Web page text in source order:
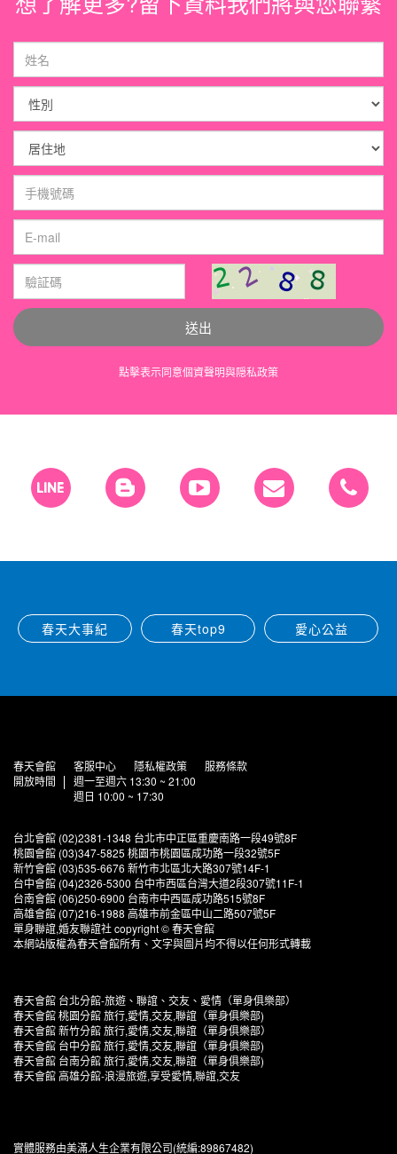
送出
點擊表示同意個資聲明與隠私政策
春天大事紀 春天top9 愛心公益
春天會館 客服中心 隱私權政策
服務條款
開放時間
週一至週六 13:30 ~ 21:00
週日 10:00 ~ 17:30
台北會館 (02)2381-1348 台北市中正區重慶南路一段49號8F
桃園會館 (03)347-5825 桃園市桃園區成功路一段32號5F
新竹會館 (03)535-6676 新竹市北區北大路307號14F-1
台中會館 (04)2326-5300 台中市西區台灣大道2段307號11F-1
台南會館 (06)250-6900 台南市中西區成功路515號8F
高雄會館 (07)216-1988 高雄市前金區中山二路507號5F
單身聯誼,婚友聯誼社 copyright © 春天會館
本網站版權為春天會館所有、文字與圖片均不得以任何形式轉載
春天會館 台北分館-旅遊、聯誼、交友、愛情（單身俱樂部）
春天會館 桃園分館 旅行,愛情,交友,聯誼（單身俱樂部)
春天會館 新竹分館 旅行,愛情,交友,聯誼（單身俱樂部）
春天會館 台中分館 旅行,愛情,交友,聯誼（單身俱樂部)
春天會館 台南分館 旅行,愛情,交友,聯誼（單身俱樂部)
春天會館 高雄分館-浪漫旅遊,享受愛情,聯誼,交友
實體服務由美滿人生企業有限公司(統編:89867482)